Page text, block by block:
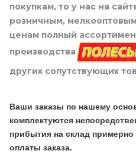
покупкам, то у нас на
розничным,
ценам полный
производства
других сопутствующих
Ваши заказы по нашему
комплектуются
прибытия на склад
оплаты заказа.